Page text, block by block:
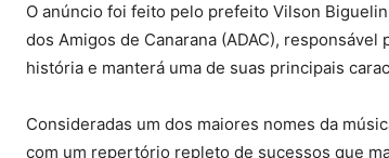
O anúncio foi feito pelo prefeito Vilson
dos Amigos de Canarana (ADAC),
história e manterá uma de suas principais
Consideradas um dos maiores nomes da
com um repertório repleto de sucessos que